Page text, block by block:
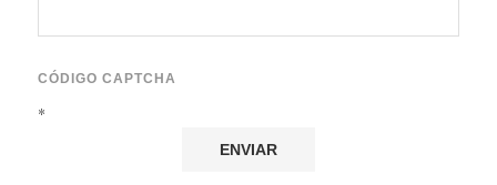
CÓDIGO CAPTCHA
*